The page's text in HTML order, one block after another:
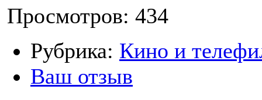
Просмотров: 434
Рубрика: Кино и
Ваш отзыв